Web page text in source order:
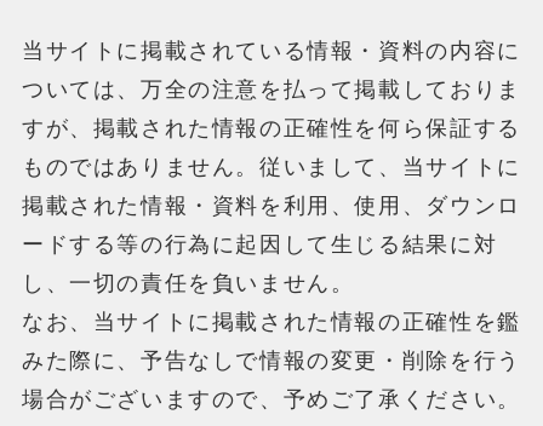
当サイトに掲載されている情報・資料の内容に
ついては、万全の注意を払って掲載しておりま
すが、掲載された情報の正確性を何ら保証する
ものではありません。従いまして、当サイトに
掲載された情報・資料を利用、使用、ダウンロ
ードする等の行為に起因して生じる結果に対
し、一切の責任を負いません。
なお、当サイトに掲載された情報の正確性を鑑
みた際に、予告なしで情報の変更・削除を行う
場合がございますので、予めご了承ください。